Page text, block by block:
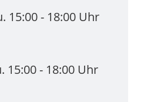
15:00 - 18:00 Uhr
15:00 - 18:00 Uhr